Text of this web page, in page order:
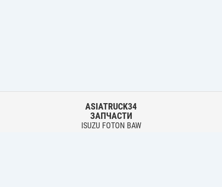
ASIATRUCK34
ЗАПЧАСТИ
ISUZU FOTON BAW